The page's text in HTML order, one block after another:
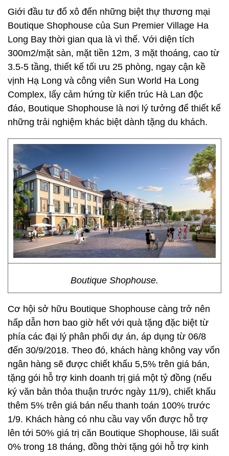
Giới đầu tư đổ xô đến những biệt thự thương mại
Boutique Shophouse của Sun Premier Village Ha
Long Bay thời gian qua là vì thế. Với diện tích
300m2/mặt sàn, mặt tiền 12m, 3 mặt thoáng, cao từ
3.5-5 tầng, thiết kế tối ưu 25 phòng, ngay cận kề
vịnh Hạ Long và công viên Sun World Ha Long
Complex, lấy cảm hứng từ kiến trúc Hà Lan độc
đáo, Boutique Shophouse là nơi lý tưởng để thiết kế
những trải nghiệm khác biệt dành tặng du khách.
Boutique Shophouse.
Cơ hội sở hữu Boutique Shophouse càng trở nên
hấp dẫn hơn bao giờ hết với quà tặng đặc biệt từ
phía các đại lý phân phối dự án, áp dụng từ 06/8
đến 30/9/2018. Theo đó, khách hàng không vay vốn
ngân hàng sẽ được chiết khấu 5,5% trên giá bán,
tặng gói hỗ trợ kinh doanh trị giá một tỷ đồng (nếu
ký văn bản thỏa thuận trước ngày 11/9), chiết khấu
thêm 5% trên giá bán nếu thanh toán 100% trước
1/9. Khách hàng có nhu cầu vay vốn được hỗ trợ
lên tới 50% giá trị căn Boutique Shophouse, lãi suất
0% trong 18 tháng, đồng thời tặng gói hỗ trợ kinh